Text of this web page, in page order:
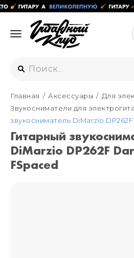
Интернет-магазин
+7 (925) 125-54-44
Москва
+7 (925) 176-55-65
ул. Большая
"ФЛАКОН"
Санкт-Петербург
+7 (929) 179-15-49
Главная Аксессуары
Для
Звукосниматели для
звукосниматель DiMarzio
Гитарный
DiMarzio DP262F
FSpaced